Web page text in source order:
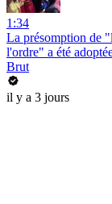
1:34
La présomption de
l'ordre" a été
Brut
il y a 3 jours